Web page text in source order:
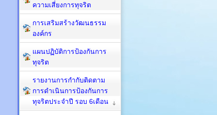
ความเสี่ยงการทุจริต
การเสริมสร้างวัฒนธรรม
องค์กร
แผนปฏิบัติการป้องกันการ
ทุจริต
รายงานการกำกับติดตาม
การดำเนินการป้องกันการ
ทุจริตประจำปี รอบ 6เดือน